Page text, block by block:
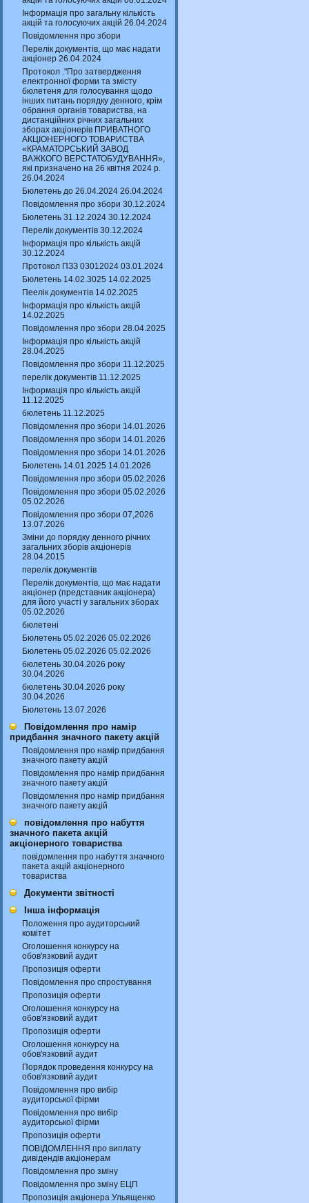
Інформація про загальну кількість
акцій та голосуючих акцій 26.04.2024
Повідомлення про збори
Перелік документів, що має надати
акціонер 26.04.2024
Протокол ."Про затвердження
електронної форми та змісту
бюлетеня для голосування щодо
інших питань порядку денного, крім
обрання органів товариства, на
дистанційних річних загальних
зборах акціонерів ПРИВАТНОГО
АКЦІОНЕРНОГО ТОВАРИСТВА
«КРАМАТОРСЬКИЙ ЗАВОД
ВАЖКОГО ВЕРСТАТОБУДУВАННЯ»,
які призначено на 26 квітня 2024 р.
26.04.2024
Бюлетень до 26.04.2024 26.04.2024
Повідомлення про збори 30.12.2024
Бюлетень 31.12.2024 30.12.2024
Перелік документів 30.12.2024
Інформація про кількість акцій
30.12.2024
Протокол ПЗЗ 03012024 03.01.2024
Бюлетень 14.02.3025 14.02.2025
Пеелік документів 14.02.2025
Інформація про кількість акцій
14.02.2025
Повідомлення про збори 28.04.2025
Інформація про кількість акцій
28.04.2025
Повідомлення про збори 11.12.2025
перелік документів 11.12.2025
Інформація про кількість акцій
11.12.2025
бюлетень 11.12.2025
Повідомлення про збори 14.01.2026
Повідомлення про збори 14.01.2026
Повідомлення про збори 14.01.2026
Бюлетень 14.01.2025 14.01.2026
Повідомлення про збори 05.02.2026
Повідомлення про збори 05.02.2026
05.02.2026
Повідомлення про збори 07,2026
13.07.2026
Зміни до порядку денного річних
загальних зборів акціонерів
28.04.2015
перелік документів
Перелік документів, що має надати
акціонер (представник акціонера)
для його участі у загальних зборах
05.02.2026
бюлетені
Бюлетень 05.02.2026 05.02.2026
Бюлетень 05.02.2026 05.02.2026
бюлетень 30.04.2026 року
30.04.2026
бюлетень 30.04.2026 року
30.04.2026
Бюлетень 13.07.2026
Повідомлення про намір
придбання значного пакету акцій
Повідомлення про намір придбання
значного пакету акцій
Повідомлення про намір придбання
значного пакету акцій
Повідомлення про намір придбання
значного пакету акцій
повідомлення про набуття
значного пакета акцій
акціонерного товариства
повідомлення про набуття значного
пакета акцій акціонерного
товариства
Документи звітності
Інша інформація
Положення про аудиторський
комітет
Оголошення конкурсу на
обов'язковий аудит
Пропозиція оферти
Повідомлення про спростування
Пропозиція оферти
Оголошення конкурсу на
обов'язковий аудит
Пропозиція оферти
Оголошення конкурсу на
обов'язковий аудит
Порядок проведення конкурсу на
обов'язковий аудит
Повідомлення про вибір
аудиторської фірми
Повідомлення про вибір
аудиторської фірми
Пропозиція оферти
ПОВІДОМЛЕННЯ про виплату
дивідендів акціонерам
Повідомлення про зміну
Повідомлення про зміну ЕЦП
Пропозиція акціонера Ульященко